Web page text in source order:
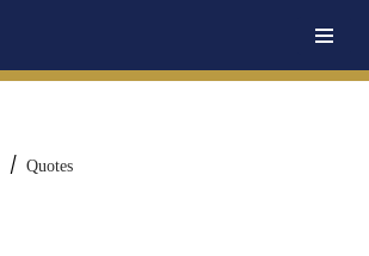
Quotes